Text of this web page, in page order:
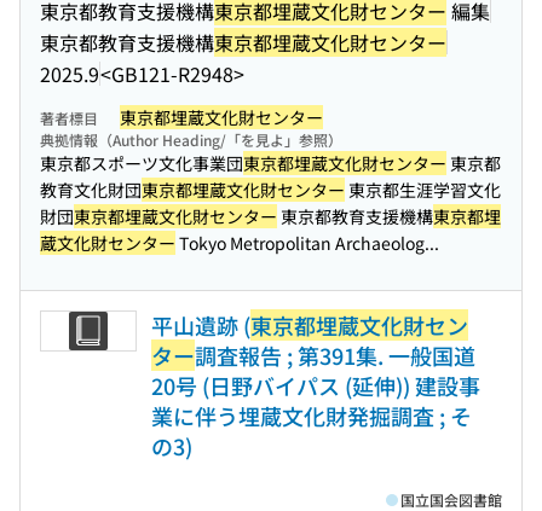
東京都教育支援機構東京都埋蔵文化財センター 編集
東京都教育支援機構東京都埋蔵文化財センター
2025.9<GB121-R2948>
著者標目 東京都埋蔵文化財センター
典拠情報（Author Heading/「を見よ」参照）
東京都スポーツ文化事業団東京都埋蔵文化財センター 東京都
教育文化財団東京都埋蔵文化財センター 東京都生涯学習文化
財団東京都埋蔵文化財センター 東京都教育支援機構東京都埋
蔵文化財センター Tokyo Metropolitan Archaeolog...
平山遺跡 (東京都埋蔵文化財セン
ター調査報告 ; 第391集. 一般国道
20号 (日野バイパス (延伸)) 建設事
業に伴う埋蔵文化財発掘調査 ; そ
の3)
国立国会図書館